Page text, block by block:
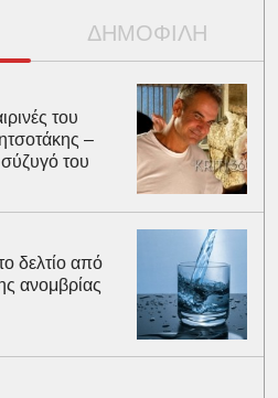
ΔΗΜΟΦΙΛΗ
του
–
του
δελτίο από
ανομβρίας